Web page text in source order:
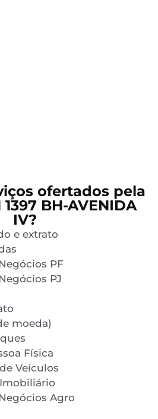
ofertados pela
BH-AVENIDA
IV?
e extrato
PF
PJ
moeda)
Física
Veículos
Agro